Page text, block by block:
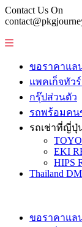
Contact Us On
ขอราคาแ
แพคเก็จทัว
กรุ๊ปส่วนตัว
รถพร้อมคน
รถเช่าที่ญี่ปุ่
EKI
HIPS
Thailand
ขอราคาแ